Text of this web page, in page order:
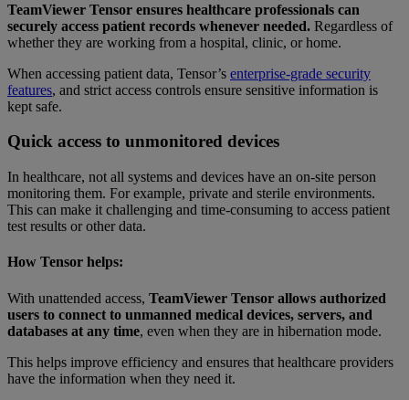
TeamViewer Tensor ensures healthcare professionals can
securely access patient records whenever needed. Regardless of
whether they are working from a hospital, clinic, or home.
When accessing patient data, Tensor’s enterprise-grade security
features, and strict access controls ensure sensitive information is
kept safe.
Quick access to unmonitored devices
In healthcare, not all systems and devices have an on-site person
monitoring them. For example, private and sterile environments.
This can make it challenging and time-consuming to access patient
test results or other data.
How Tensor helps:
With unattended access, TeamViewer Tensor allows authorized
users to connect to unmanned medical devices, servers, and
databases at any time, even when they are in hibernation mode.
This helps improve efficiency and ensures that healthcare providers
have the information when they need it.